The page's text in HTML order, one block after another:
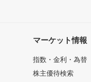
マーケット情報
指数・金利・為替
株主優待検索